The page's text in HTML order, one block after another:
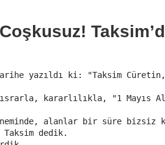
tarihe yazıldı ki: "Taksim
kararlılıkla, "1 Mayıs
alanlar bir süre bizsiz
dedik.